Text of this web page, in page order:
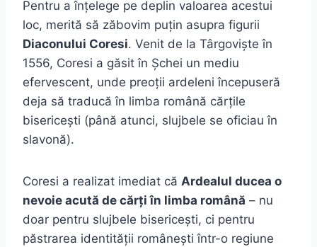
Pentru a înțelege pe deplin valoarea acestui
loc, merită să zăbovim puțin asupra figurii
Diaconului Coresi. Venit de la Târgoviște în
1556, Coresi a găsit în Șchei un mediu
efervescent, unde preoții ardeleni începuseră
deja să traducă în limba română cărțile
bisericești (până atunci, slujbele se oficiau în
slavonă).
Coresi a realizat imediat că Ardealul ducea o
nevoie acută de cărți în limba română – nu
doar pentru slujbele bisericești, ci pentru
păstrarea identității românești într-o regiune